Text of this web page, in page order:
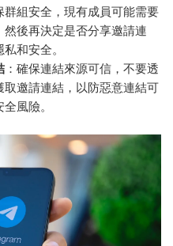
群組安全，現有成員可能需要
後再決定是否分享邀請連
和安全。
：確保連結來源可信，不要透
邀請連結，以防惡意連結可
風險。